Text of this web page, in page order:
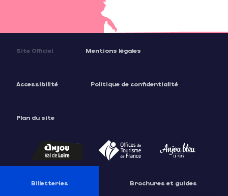
Site Officiel Mentions légales
Accessibilité Politique de confidentialité
Plan du site
Billetteries Brochures et guides